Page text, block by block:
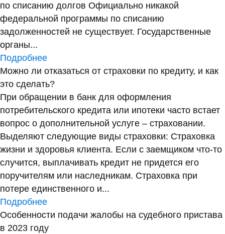
по списанию долгов Официально никакой
федеральной программы по списанию
задолженностей не существует. Государственные
органы...
Подробнее
Можно ли отказаться от страховки по кредиту, и как
это сделать?
При обращении в банк для оформления
потребительского кредита или ипотеки часто встает
вопрос о дополнительной услуге – страховании.
Выделяют следующие виды страховки: Страховка
жизни и здоровья клиента. Если с заемщиком что-то
случится, выплачивать кредит не придется его
поручителям или наследникам. Страховка при
потере единственного и...
Подробнее
Особенности подачи жалобы на судебного пристава
в 2023 году